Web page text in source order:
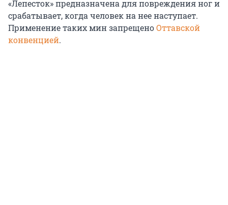
«Лепесток» предназначена для повреждения ног и
срабатывает, когда человек на нее наступает.
Применение таких мин запрещеноОттавской
конвенцией.